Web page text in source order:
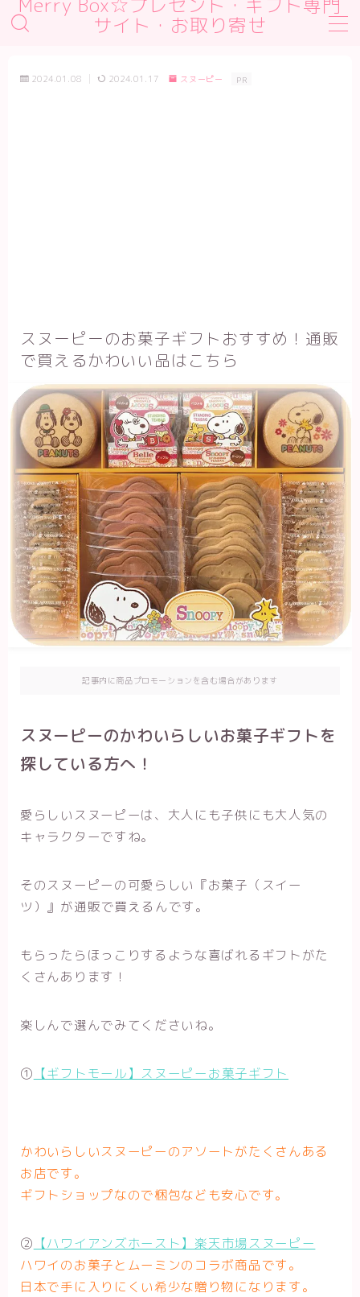
サイト・お取り寄せ
デモプリセット記事 #1
2024.01.08 2024.01.17 スヌーピー PR
スヌーピーのお菓子ギフトおすすめ！通販
で買えるかわいい品はこちら
記事内に商品プロモーションを含む場合があります
スヌーピーのかわいらしいお菓子ギフトを
探している方へ！
愛らしいスヌーピーは、大人にも子供にも大人気の
キャラクターですね。
そのスヌーピーの可愛らしい『お菓子（スイー
ツ） 』が通販で買えるんです。
もらったらほっこりするような喜ばれるギフトがた
くさんあります！
楽しんで選んでみてくださいね。
① 【ギフトモール】スヌーピーお菓子ギフト
かわいらしいスヌーピーのアソートがたくさんある
お店です。
ギフトショップなので梱包なども安心です。
② 【ハワイアンズホースト】楽天市場スヌーピー
ハワイのお菓子とムーミンのコラボ商品です。
日本で手に入りにくい希少な贈り物になります。